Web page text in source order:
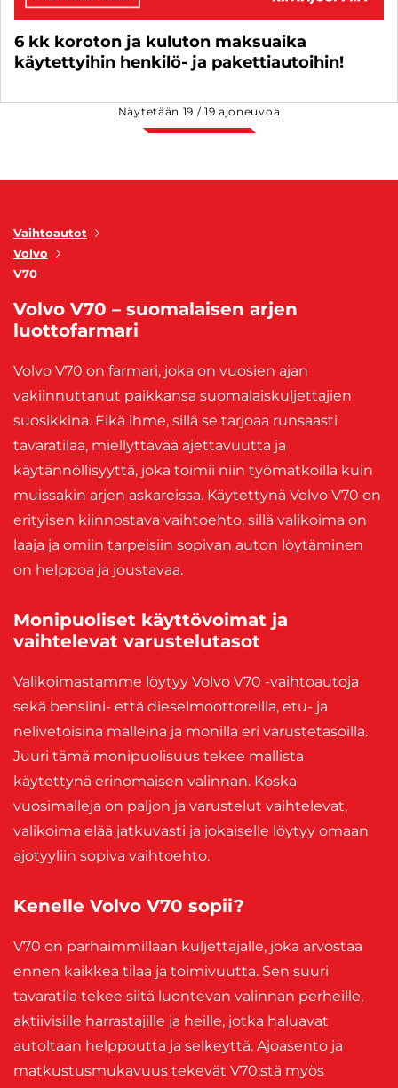
6 kk koroton ja kuluton maksuaika
käytettyihin henkilö- ja pakettiautoihin!
Näytetään 19 /19 ajoneuvoa
Vaihtoautot
Volvo
V70
Volvo V70 – suomalaisen arjen
luottofarmari
Volvo V70 on farmari, joka on vuosien ajan
vakiinnuttanut paikkansa suomalaiskuljettajien
suosikkina. Eikä ihme, sillä se tarjoaa runsaasti
tavaratilaa, miellyttävää ajettavuutta ja
käytännöllisyyttä, joka toimii niin työmatkoilla kuin
muissakin arjen askareissa. Käytettynä Volvo V70 on
erityisen kiinnostava vaihtoehto, sillä valikoima on
laaja ja omiin tarpeisiin sopivan auton löytäminen
on helppoa ja joustavaa.
Monipuoliset käyttövoimat ja
vaihtelevat varustelutasot
Valikoimastamme löytyy Volvo V70 -vaihtoautoja
sekä bensiini- että dieselmoottoreilla, etu- ja
nelivetoisina malleina ja monilla eri varustetasoilla.
Juuri tämä monipuolisuus tekee mallista
käytettynä erinomaisen valinnan. Koska
vuosimalleja on paljon ja varustelut vaihtelevat,
valikoima elää jatkuvasti ja jokaiselle löytyy omaan
ajotyyliin sopiva vaihtoehto.
Kenelle Volvo V70 sopii?
V70 on parhaimmillaan kuljettajalle, joka arvostaa
ennen kaikkea tilaa ja toimivuutta. Sen suuri
tavaratila tekee siitä luontevan valinnan perheille,
aktiivisille harrastajille ja heille, jotka haluavat
autoltaan helppoutta ja selkeyttä. Ajoasento ja
matkustusmukavuus tekevät V70:stä myös